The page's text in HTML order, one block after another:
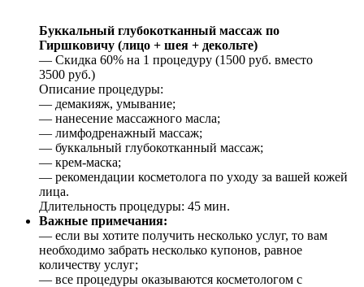
Буккальный глубокотканный массаж по
Гиршковичу (лицо + шея + декольте)
— Скидка 60% на 1 процедуру (1500 руб. вместо
3500 руб.)
Описание процедуры:
— демакияж, умывание;
— нанесение массажного масла;
— лимфодренажный массаж;
— буккальный глубокотканный массаж;
— крем-маска;
— рекомендации косметолога по уходу за вашей кожей
лица.
Длительность процедуры: 45 мин.
Важные примечания:
— если вы хотите получить несколько услуг, то вам
необходимо забрать несколько купонов, равное
количеству услуг;
— все процедуры оказываются косметологом с